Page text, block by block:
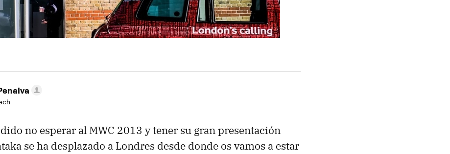
no esperar al MWC 2013 y tener su gran presentación
se ha desplazado a Londres desde donde os vamos a estar